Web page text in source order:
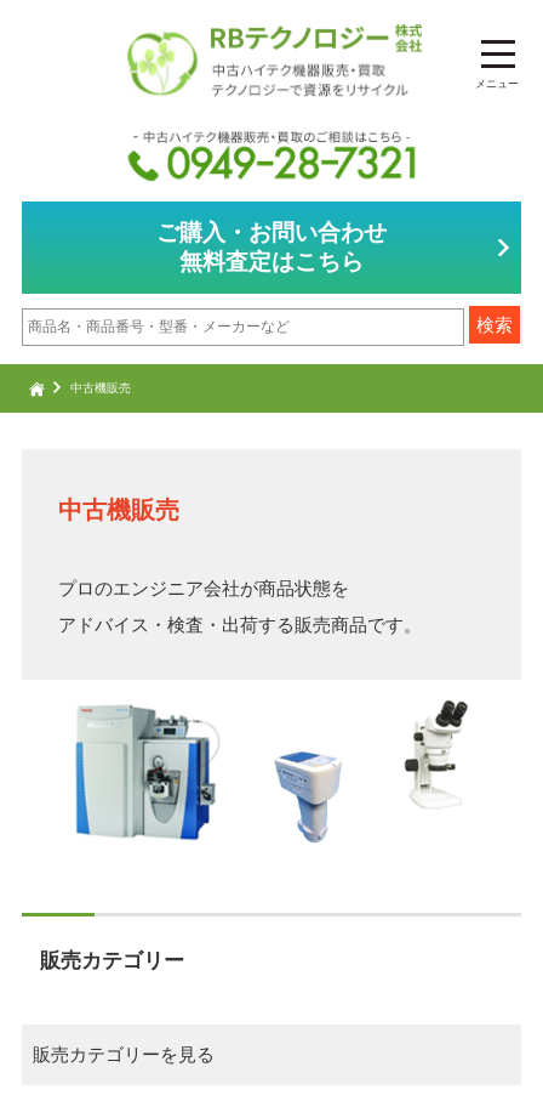
メニュー
ご購入・お問い合わせ
無料査定はこちら
中古機販売
中古機販売
プロのエンジニア会社が商品状態を
アドバイス・検査・出荷する販売商品です。
販売カテゴリー
販売カテゴリーを見る